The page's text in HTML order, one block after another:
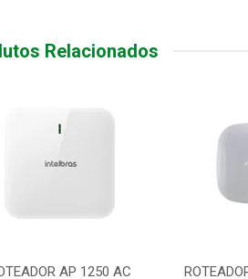
Relacionados
AP 1250 AC